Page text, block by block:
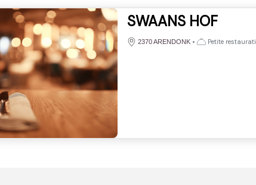
SWAANS HOF
2370 ARENDONK • Petite